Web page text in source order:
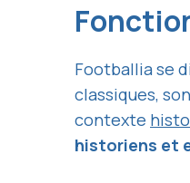
Footballia se
classiques,
contexte
historiens et